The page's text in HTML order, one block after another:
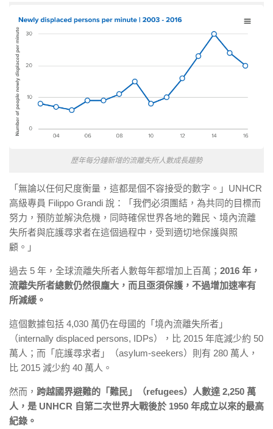
歷年每分鐘新增的流離失所人數成長趨勢
「無論以任何尺度衡量，這都是個不容接受的數字。」UNHCR
高級專員 Filippo Grandi 說：「我們必須團結，為共同的目標而
努力，預防並解決危機，同時確保世界各地的難民、境內流離
失所者與庇護尋求者在這個過程中，受到適切地保護與照
顧。」
過去 5 年，全球流離失所者人數每年都增加上百萬； 2016 年，
流離失所者總數仍然很龐大，而且亟須保護，不過增加速率有
所減緩。
這個數據包括 4,030 萬仍在母國的「境內流離失所者」
（internally displaced persons, IDPs），比 2015 年底減少約 50
萬人；而「庇護尋求者」（asylum-seekers）則有 280 萬人，
比 2015 減少約 40 萬人。
然而， 跨越國界避難的「難民」（refugees）人數達 2,250 萬
人，是 UNHCR 自第二次世界大戰後於 1950 年成立以來的最高
紀錄。